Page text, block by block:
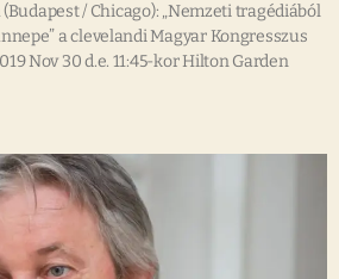
/ Chicago): „Nemzeti tragédiából
a clevelandi Magyar Kongresszus
Nov 30 d.e. 11:45-kor Hilton Garden